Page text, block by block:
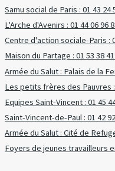
Samu social de Paris : 01 43 24
L'Arche d'Avenirs : 01 44 06 96
Centre d'action sociale-Paris :
Maison du Partage : 01 53 38
Armée du Salut : Palais de la
Les petits frères des Pauvres :
Equipes Saint-Vincent : 01 45
Saint-Vincent-de-Paul : 01 42
Armée du Salut : Cité de
Foyers de jeunes travailleurs